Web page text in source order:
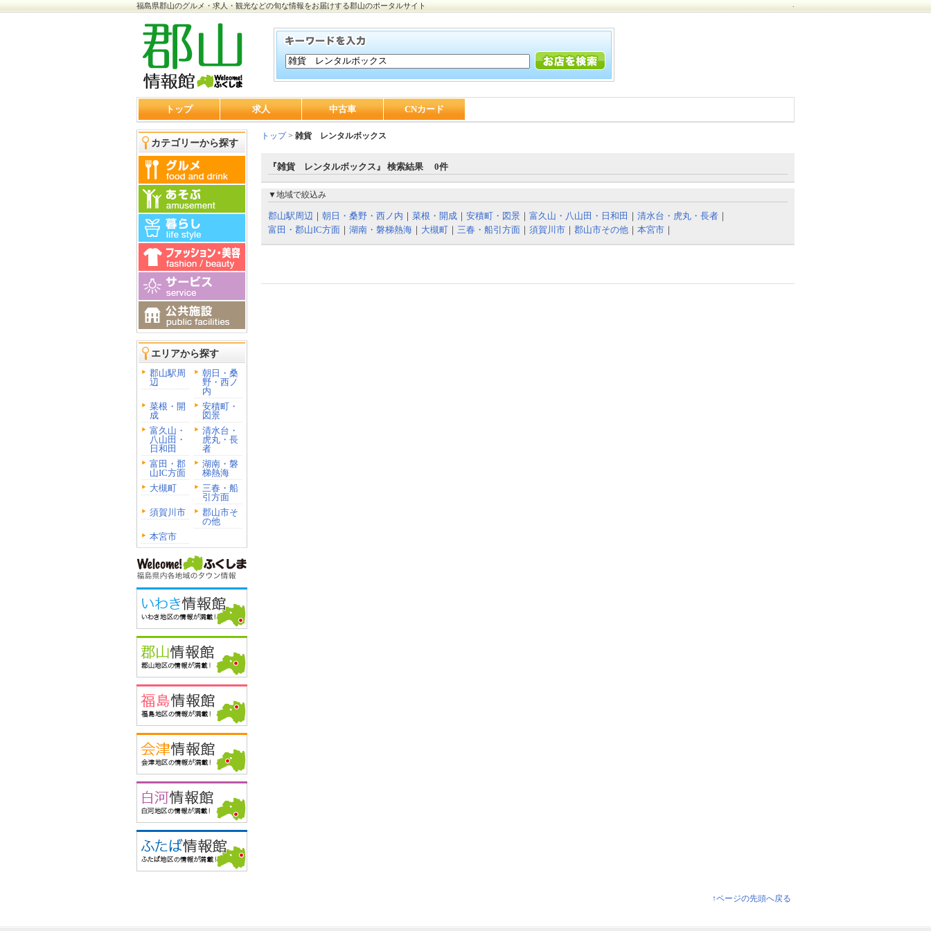
福島県郡山のグルメ・求人・観光などの旬な情報をお届けする郡山のポータルサイト
トップ 求人 中古車 CNカード
カテゴリーから探す
エリアから探す
郡山駅周
辺
朝日・桑
野・西ノ
内
菜根・開
成
安積町・
図景
富久山・
八山田・
日和田
清水台・
虎丸・長
者
富田・郡
山IC方面
湖南・磐
梯熱海
大槻町
三春・船
引方面
須賀川市
郡山市そ
の他
本宮市
トップ> 雑貨 レンタルボックス
『雑貨 レンタルボックス』 検索結果 0件
▼地域で絞込み
郡山駅周辺 ｜ 朝日・桑野・西ノ内 ｜ 菜根・開成 ｜ 安積町・図景 ｜ 富久山・八山田・日和田 ｜ 清水台・虎丸・長者 ｜
富田・郡山IC方面 ｜ 湖南・磐梯熱海 ｜ 大槻町 ｜ 三春・船引方面 ｜ 須賀川市 ｜ 郡山市その他 ｜ 本宮市 ｜
↑ページの先頭へ戻る